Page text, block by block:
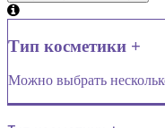
Тип косметики +
Можно выбрать